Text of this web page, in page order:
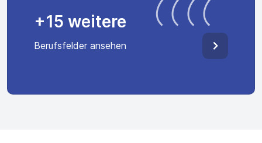
+15 weitere
Berufsfelder ansehen